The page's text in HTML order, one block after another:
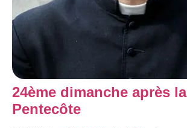
24ème dimanche après la
Pentecôte